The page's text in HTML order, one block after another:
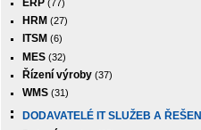
(77)
HRM (27)
ITSM (6)
MES (32)
Řízení výroby (37)
WMS (31)
DODAVATELÉ IT SLUŽEB A ŘEŠENÍ